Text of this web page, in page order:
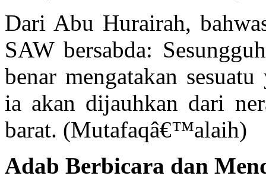
Dari Abu Hurairah,
SAW bersabda:
benar mengatakan
ia akan dijauhkan dari
barat. (Mutafaqâ€™alaih)
Adab Berbicara dan